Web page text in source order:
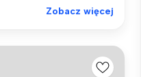
Zobacz więcej